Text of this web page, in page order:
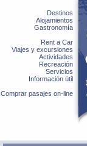
Destinos
Alojamientos
Gastronomía
Rent a Car
Viajes y excursiones
Actividades
Recreación
Servicios
Información útil
Comprar pasajes on-line